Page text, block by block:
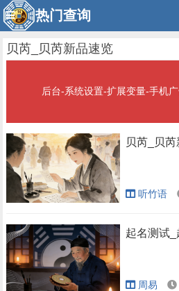
热门查询
贝芮_贝芮新品速览
后台-系统设置-扩展变量-手机
贝芮_贝
听竹语
起名测试
周易